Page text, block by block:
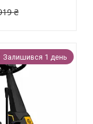
₴
Залишився 1 день